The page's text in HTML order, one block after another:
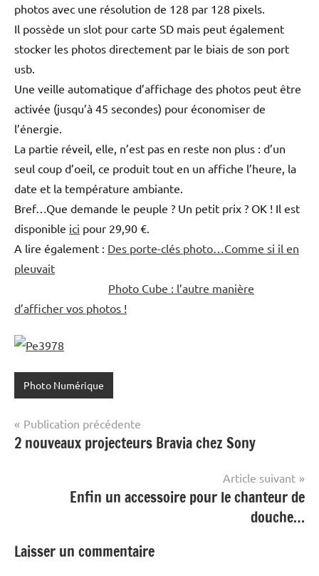
photos avec une résolution de 128 par 128 pixels.
Il possède un slot pour carte SD mais peut également
stocker les photos directement par le biais de son port
usb.
Une veille automatique d’affichage des photos peut être
activée (jusqu’à 45 secondes) pour économiser de
l’énergie.
La partie réveil, elle, n’est pas en reste non plus : d’un
seul coup d’oeil, ce produit tout en un affiche l’heure, la
date et la température ambiante.
Bref…Que demande le peuple ? Un petit prix ? OK ! Il est
disponible ici pour 29,90 €.
A lire également : Des porte-clés photo…Comme si il en
pleuvait
Photo Cube : l’autre manière
d’afficher vos photos !
Photo Numérique
Navigation
de
Publication précédente
2 nouveaux projecteurs Bravia chez Sony
Article suivant
Enfin un accessoire pour le chanteur de
douche…
Laisser un commentaire